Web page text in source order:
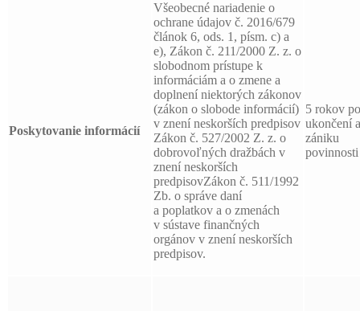
Poskytovanie informácií
Všeobecné nariadenie o
ochrane údajov č. 2016/679
článok 6, ods. 1, písm. c) a
e), Zákon č. 211/2000 Z. z. o
slobodnom prístupe k
informáciám a o zmene a
doplnení niektorých zákonov
(zákon o slobode informácií)
v znení neskorších predpisov
Zákon č. 527/2002 Z. z. o
dobrovoľných dražbách v
znení neskorších
predpisovZákon č. 511/1992
Zb. o správe daní
a poplatkov a o zmenách
v sústave finančných
orgánov v znení neskorších
predpisov.
5 rokov po
ukončení
zániku
povinnosti